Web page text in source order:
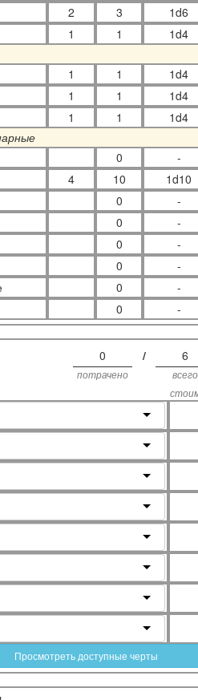
2 3
1d6
1 1
1d4
1 1
1d4
1 1
1d4
1 1
1d4
0
-
4 10
1d10
0
-
0
-
0
-
0
-
0
-
0 -
0 / 6
потрачено
всего
Просмотреть доступные черты